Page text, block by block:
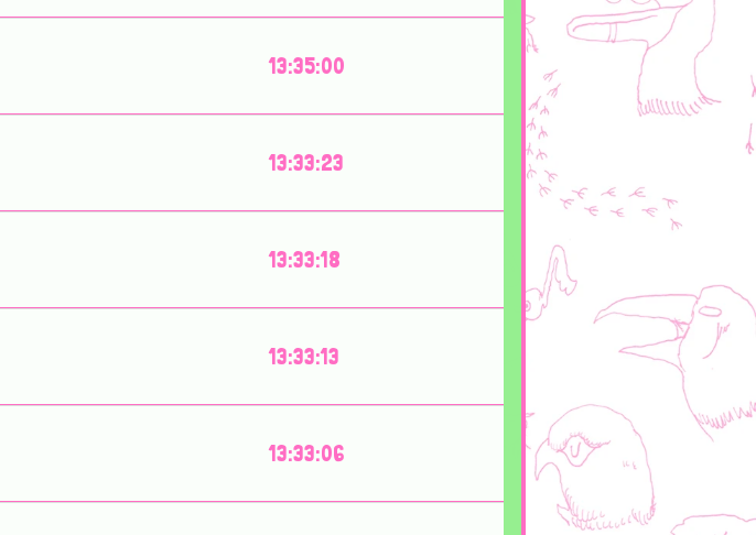
13:35:00
13:33:23
13:33:18
13:33:13
13:33:06